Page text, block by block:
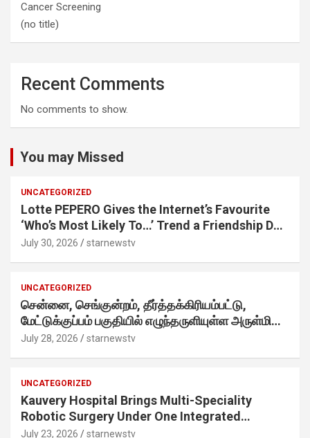
Cancer Screening
(no title)
Recent Comments
No comments to show.
You may Missed
UNCATEGORIZED
Lotte PEPERO Gives the Internet’s Favourite
‘Who’s Most Likely To…’ Trend a Friendship Day
Twist· ‘Certified Squad Favorite’ builds on an
July 30, 2026 starnewstv
UNCATEGORIZED
சென்னை, செங்குன்றம், தீர்த்தக்கிரியம்பட்டு,
மேட்டுக்குப்பம் பகுதியில் எழுந்தருளியுள்ள அருள்மிகு
ஸ்ரீதேவி முத்துமாரியம்மன் ஆலய கும்பாபிஷேக விழா
July 28, 2026 starnewstv
UNCATEGORIZED
Kauvery Hospital Brings Multi-Speciality
Robotic Surgery Under One Integrated
Programme Across Its Chennai Hospitals
July 23, 2026 starnewstv